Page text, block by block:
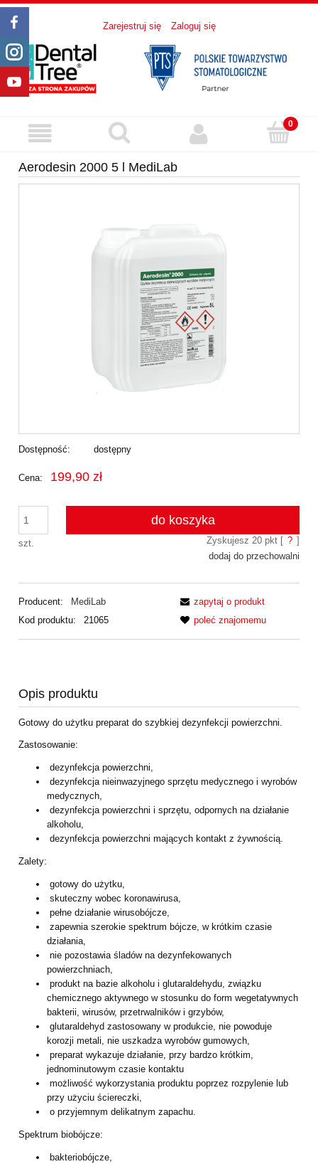
Zarejestruj się Zaloguj się
Aerodesin 2000 5 l MediLab
Dostępność: dostępny
Cena: 199,90 zł
szt.
do koszyka
Zyskujesz 20pkt [ ? ]
dodaj do przechowalni
Producent:
MediLab
Kod produktu:
21065
zapytaj o produkt
poleć znajomemu
Opis produktu
Gotowy do użytku preparat do szybkiej dezynfekcji powierzchni.
Zastosowanie:
dezynfekcja powierzchni,
dezynfekcja nieinwazyjnego sprzętu medycznego i wyrobów
medycznych,
dezynfekcja powierzchni i sprzętu, odpornych na działanie
alkoholu,
dezynfekcja powierzchni mających kontakt z żywnością.
Zalety:
gotowy do użytku,
skuteczny wobec koronawirusa,
pełne działanie wirusobójcze,
zapewnia szerokie spektrum bójcze, w krótkim czasie
działania,
nie pozostawia śladów na dezynfekowanych
powierzchniach,
produkt na bazie alkoholu i glutaraldehydu, związku
chemicznego aktywnego w stosunku do form wegetatywnych
bakterii, wirusów, przetrwalników i grzybów,
glutaraldehyd zastosowany w produkcie, nie powoduje
korozji metali, nie uszkadza wyrobów gumowych,
preparat wykazuje działanie, przy bardzo krótkim,
jednominutowym czasie kontaktu
możliwość wykorzystania produktu poprzez rozpylenie lub
przy użyciu ściereczki,
o przyjemnym delikatnym zapachu.
Spektrum biobójcze:
bakteriobójcze,